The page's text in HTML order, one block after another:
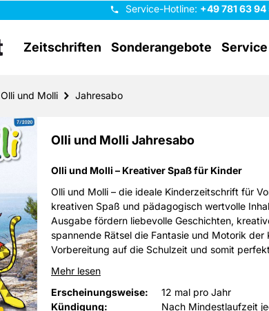
Service-Hotline: +49 781 63 94
Zeitschriften Sonderangebote Service
Olli und Molli Jahresabo
Olli und Molli Jahresabo
Olli und Molli – Kreativer Spaß für Kinder
Olli und Molli – die ideale Kinderzeitschrift für
kreativen Spaß und pädagogisch wertvolle
Ausgabe fördern liebevolle Geschichten,
spannende Rätsel die Fantasie und Motorik der
Vorbereitung auf die Schulzeit und somit
Mehr lesen
Erscheinungsweise:
12 mal pro Jahr
Kündigung:
Nach Mindestlaufzeit